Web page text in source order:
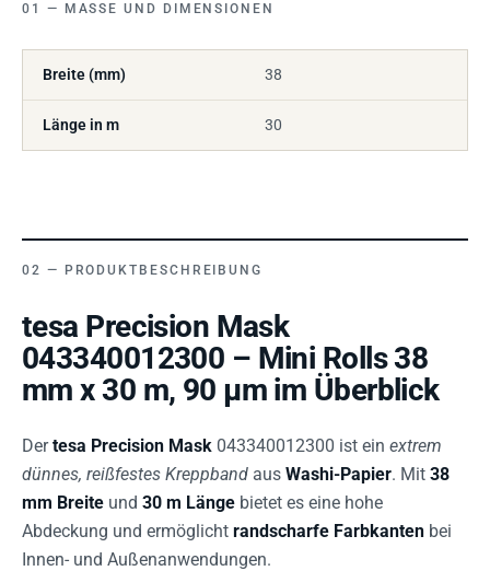
MASSE UND DIMENSIONEN
Breite (mm) 38
Länge in m 30
PRODUKTBESCHREIBUNG
tesa Precision Mask
043340012300 – Mini Rolls 38
mm x 30 m, 90 µm im Überblick
Dertesa Precision Mask 043340012300 ist ein extrem
dünnes, reißfestes Kreppband aus Washi-Papier. Mit 38
mm Breite und 30 m Länge bietet es eine hohe
Abdeckung und ermöglicht randscharfe Farbkanten bei
Innen- und Außenanwendungen.